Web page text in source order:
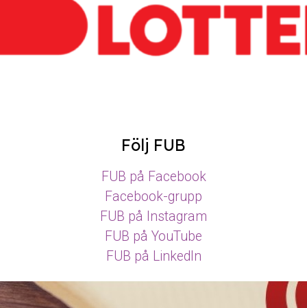
Följ FUB
FUB på Facebook
Facebook-grupp
FUB på Instagram
FUB på YouTube
FUB på LinkedIn